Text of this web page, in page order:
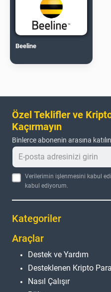
Beeline
Özel Teklifler ve
Kaçırmayın
Binlerce abonenin arasına
Verilerimin işlenmesini kabul
kabul ediyorum.
Kategoriler
Araçlar
Destek ve Yardım
Desteklenen Kripto
Nasıl Çalışır